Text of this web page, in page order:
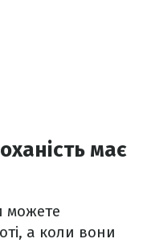
має
можете
а коли вони